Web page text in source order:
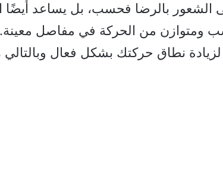
الشعور بالرضا فحسب، بل يساعد
ومتوازن من الحركة في مفاصل معينة.
نطاق حركتك بشكل فعال وبالتالي